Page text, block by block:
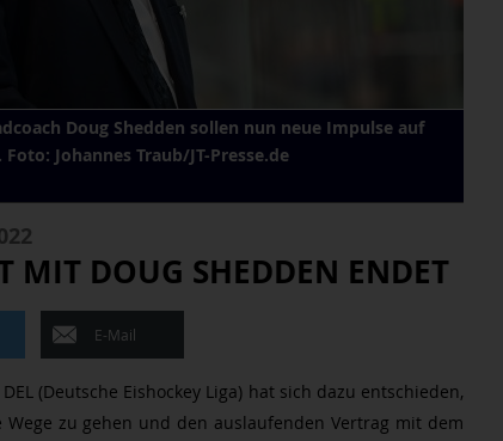
Doug Shedden sollen nun neue Impulse auf
Johannes Traub/JT-Presse.de
MIT DOUG SHEDDEN ENDET
E-Mail
(Deutsche Eishockey Liga) hat sich dazu entschieden,
zu gehen und den auslaufenden Vertrag mit dem